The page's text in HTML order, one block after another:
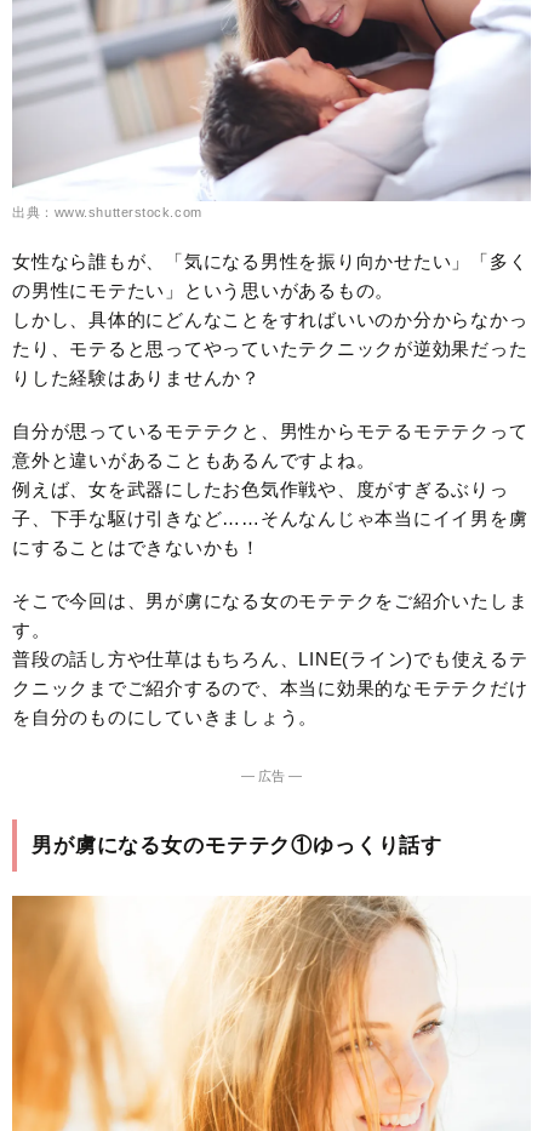
出典：www.shutterstock.com
女性なら誰もが、「気になる男性を振り向かせたい」「多く
の男性にモテたい」という思いがあるもの。
しかし、具体的にどんなことをすればいいのか分からなかっ
たり、モテると思ってやっていたテクニックが逆効果だった
りした経験はありませんか？
自分が思っているモテテクと、男性からモテるモテテクって
意外と違いがあることもあるんですよね。
例えば、女を武器にしたお色気作戦や、度がすぎるぶりっ
子、下手な駆け引きなど……そんなんじゃ本当にイイ男を虜
にすることはできないかも！
そこで今回は、男が虜になる女のモテテクをご紹介いたしま
す。
普段の話し方や仕草はもちろん、LINE(ライン)でも使えるテ
クニックまでご紹介するので、本当に効果的なモテテクだけ
を自分のものにしていきましょう。
― 広告 ―
男が虜になる女のモテテク①ゆっくり話す